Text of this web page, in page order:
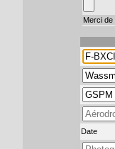
Merci
Date